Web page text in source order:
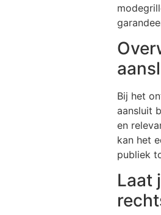
Bij het
aansluit
en
kan het
publiek
Laat